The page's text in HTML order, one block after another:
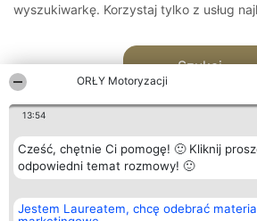
ORŁY Motoryzacji
13:54
Cześć, chętnie Ci pomogę! 🙂 Kliknij
odpowiedni temat rozmowy! 🙂
Jestem Laureatem, chcę odebrać
wyszukiwarkę. Korzystaj tylko z usług
Szukaj
Organizator plebiscytu
Bright Side Solutions sp. z o.
Plebiscyt
Laureaci